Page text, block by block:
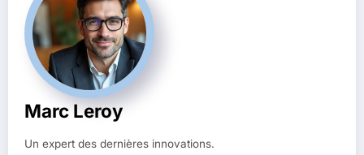
Marc Leroy
Un expert des dernières innovations.